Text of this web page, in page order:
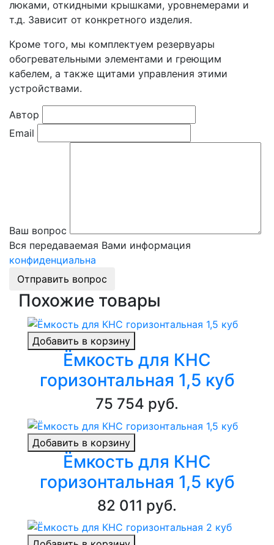
люками, откидными крышками, уровнемерами и
т.д. Зависит от конкретного изделия.
Кроме того, мы комплектуем резервуары
обогревательными элементами и греющим
кабелем, а также щитами управления этими
устройствами.
Автор
Email
Ваш вопрос
Вся передаваемая Вами информация
конфиденциальна
Отправить вопрос
Похожие товары
Добавить в корзину
Ёмкость для КНС
горизонтальная 1,5 куб
75 754 руб.
Добавить в корзину
Ёмкость для КНС
горизонтальная 1,5 куб
82 011 руб.